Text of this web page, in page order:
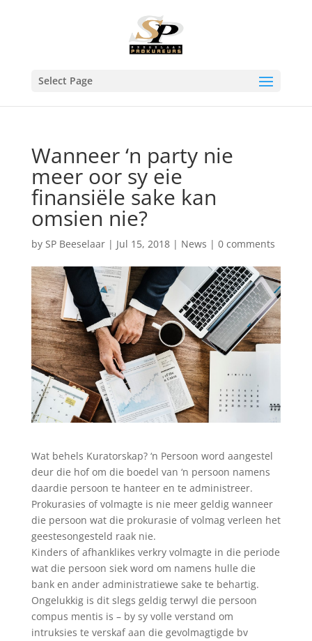
Select Page
Wanneer ‘n party nie
meer oor sy eie
finansiële sake kan
omsien nie?
by SP Beeselaar| Jul 15, 2018| News | 0 comments
Wat behels Kuratorskap? ‘n Persoon word aangestel
deur die hof om die boedel van ‘n persoon namens
daardie persoon te hanteer en te administreer.
Prokurasies of volmagte is nie meer geldig wanneer
die persoon wat die prokurasie of volmag verleen het
geestesongesteld raak nie.
Kinders of afhanklikes verkry volmagte in die periode
wat die persoon siek word om namens hulle die
bank en ander administratiewe sake te behartig.
Ongelukkig is dit slegs geldig terwyl die persoon
compus mentis is – by sy volle verstand om
intruksies te verskaf aan die gevolmagtigde bv